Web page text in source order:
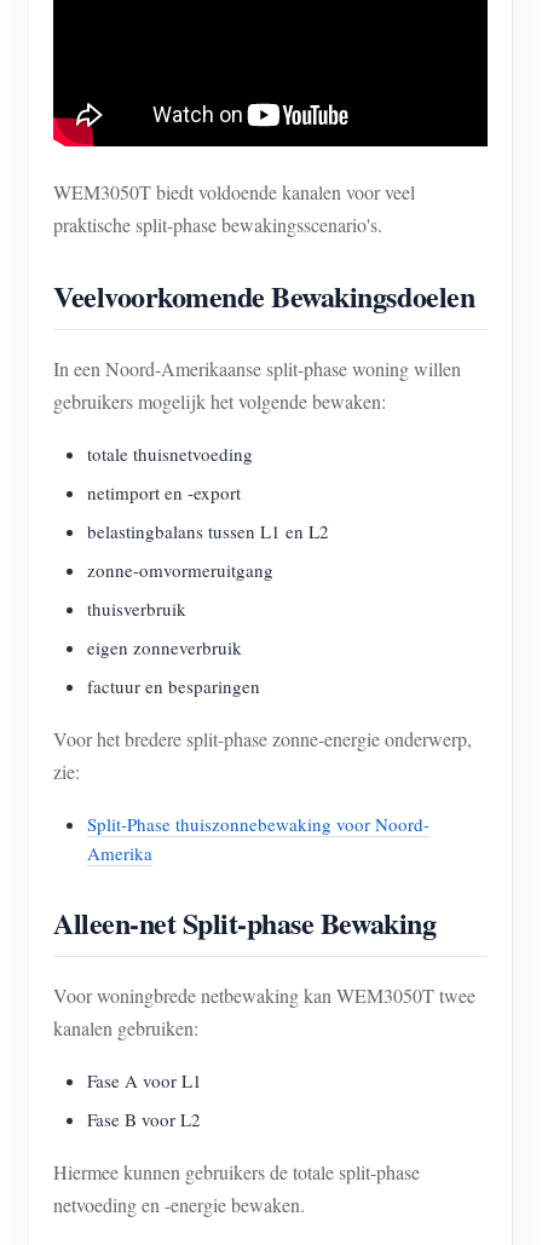
WEM3050T biedt voldoende kanalen voor veel
praktische split-phase bewakingsscenario's.
Veelvoorkomende Bewakingsdoelen
In een Noord-Amerikaanse split-phase woning willen
gebruikers mogelijk het volgende bewaken:
totale thuisnetvoeding
netimport en -export
belastingbalans tussen L1 en L2
zonne-omvormeruitgang
thuisverbruik
eigen zonneverbruik
factuur en besparingen
Voor het bredere split-phase zonne-energie onderwerp,
zie:
Split-Phase thuiszonnebewaking voor Noord-
Amerika
Alleen-net Split-phase Bewaking
Voor woningbrede netbewaking kan WEM3050T twee
kanalen gebruiken:
Fase A voor L1
Fase B voor L2
Hiermee kunnen gebruikers de totale split-phase
netvoeding en -energie bewaken.